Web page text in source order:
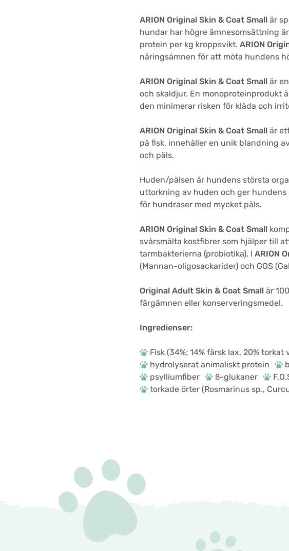
ARION Original Skin & Coat Small är
hundar har högre ämnesomsättning
protein per kg kroppsvikt. ARION
näringsämnen för att möta hundens
ARION Original Skin & Coat Small är
och skaldjur. En monoproteinprodukt
den minimerar risken för klåda och
ARION Original Skin & Coat Small är
på fisk, innehåller en unik blandning
och päls.
Huden/pälsen är hundens största
uttorkning av huden och ger hundens
för hundraser med mycket päls.
ARION Original Skin & Coat Small
svårsmälta kostfibrer som hjälper till
tarmbakterierna (probiotika). I ARION
(Mannan-oligosackarider) och GOS
Original Adult Skin & Coat Small är
färgämnen eller konserveringsmedel.
Ingredienser:
Fisk (34%; 14% färsk lax, 20%
hydrolyserat animaliskt protein
psylliumfiber
ß-glukaner
torkade örter (Rosmarinus sp.,